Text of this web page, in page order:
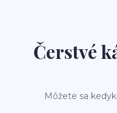
Čerstvé
Môžete sa